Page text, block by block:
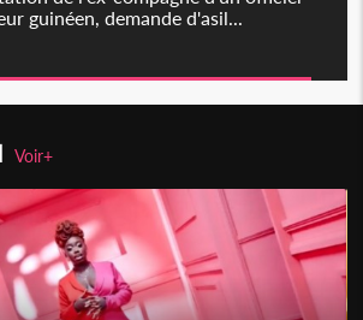
guinéen, demande d'asil...
Voir+